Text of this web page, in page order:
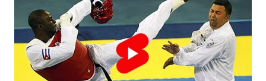
BINJAI
WN
CIREBON